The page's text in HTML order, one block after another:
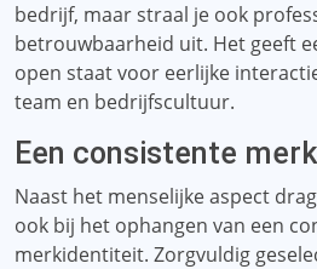
bedrijf, maar straal je ook
betrouwbaarheid uit. Het geeft
open staat voor eerlijke
team en bedrijfscultuur.
Een consistente
Naast het menselijke aspect
ook bij het ophangen van een
merkidentiteit. Zorgvuldig